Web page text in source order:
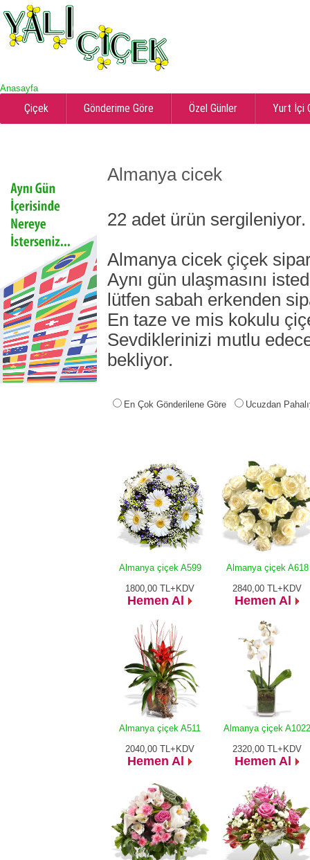
Anasayfa
Çiçek Gönderime Göre Özel Günler Yurt İçi
Almanya cicek
22 adet ürün sergileniyor.
Almanya cicek çiçek
Aynı gün ulaşmasını
lütfen sabah erkenden
En taze ve mis kokulu
Sevdiklerinizi mutlu
bekliyor.
En Çok Gönderilene Göre Ucuzdan
Almanya çiçek A599
1800,00 TL+KDV
Hemen Al
Almanya çiçek A618
2840,00 TL+KDV
Hemen Al
Almanya çiçek A511
2040,00 TL+KDV
Hemen Al
Almanya çiçek A1022
2320,00 TL+KDV
Hemen Al